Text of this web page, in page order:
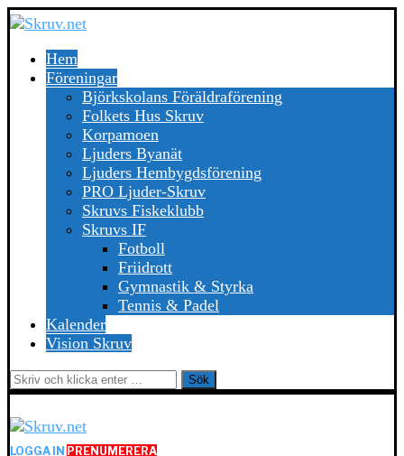
Hem
Föreningar
Björkskolans Föräldraförening
Folkets Hus Skruv
Korpamoen
Ljuders Byanät
Ljuders Hembygdsförening
PRO Ljuder-Skruv
Skruvs Fiskeklubb
Skruvs IF
Fotboll
Friidrott
Gymnastik & Styrka
Tennis & Padel
Kalender
Vision Skruv
Sök
LOGGA IN PRENUMERERA